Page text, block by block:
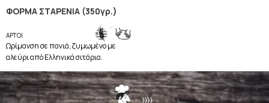
ΦΟΡΜΑ ΣΤΑΡΕΝΙΑ (350γρ.)
ΑΡΤΟΙ
,
Ωρίμανση σε πανιά, ζυμωμένο με
αλεύρι από Ελληνικά σιτάρια.